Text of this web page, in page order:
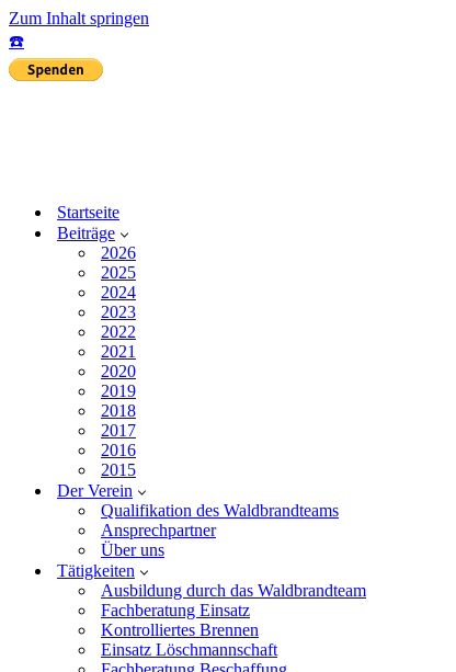
Zum Inhalt springen
☎️
Startseite
Beiträge
2026
2025
2024
2023
2022
2021
2020
2019
2018
2017
2016
2015
Der Verein
Qualifikation des Waldbrandteams
Ansprechpartner
Über uns
Tätigkeiten
Ausbildung durch das Waldbrandteam
Fachberatung Einsatz
Kontrolliertes Brennen
Einsatz Löschmannschaft